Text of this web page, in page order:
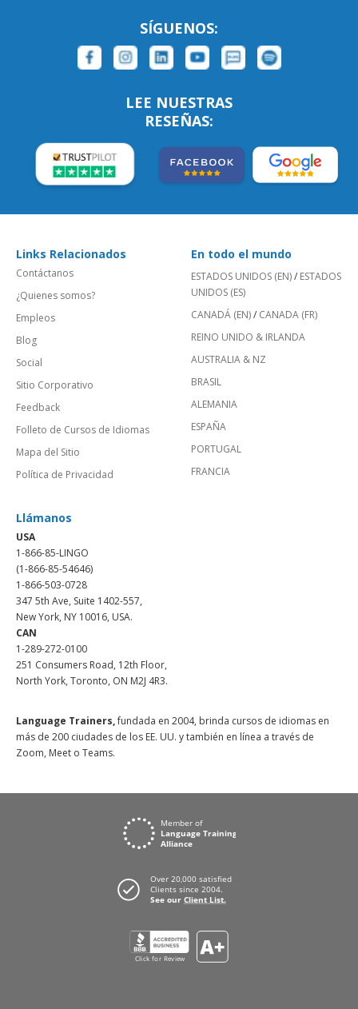
SÍGUENOS:
LEE NUESTRAS
RESEÑAS:
Links Relacionados
Contáctanos
¿Quienes somos?
Empleos
Blog
Social
Sitio Corporativo
Feedback
Folleto de Cursos de Idiomas
Mapa del Sitio
Política de Privacidad
En todo el mundo
ESTADOS UNIDOS (EN)/ ESTADOS
UNIDOS (ES)
CANADÁ (EN)/ CANADA (FR)
REINO UNIDO & IRLANDA
AUSTRALIA & NZ
BRASIL
ALEMANIA
ESPAÑA
PORTUGAL
FRANCIA
Llámanos
USA
1-866-85-LINGO
(1-866-85-54646)
1-866-503-0728
347 5th Ave, Suite 1402-557,
New York, NY 10016, USA.
CAN
1-289-272-0100
251 Consumers Road, 12th Floor,
North York, Toronto, ON M2J 4R3.
Language Trainers,fundada en 2004, brinda cursos de idiomas en
más de 200 ciudades de los EE. UU. y también en línea a través de
Zoom, Meet o Teams.